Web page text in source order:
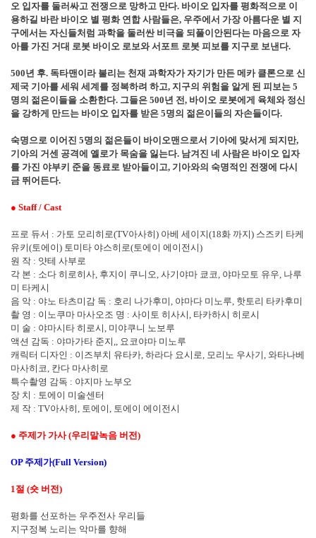
오 입자를 둘러싸고 전쟁으로 망하고 만다. 바이오 입자를 평화적으로 이
용하길 바란 바이오 별 평화 연합 사람들은, 우주에서 가장 아름다운 별 지
구에서는 자신들처럼 과학을 둘러싼 비극을 되풀이안된다는 마음으로 자
아를 가진 거대 로봇 바이오 로보와 서포트 로봇 피보를 지구로 보낸다.
500년 후. 독타맨이라 불리는 천재 과학자가 자기가 만든 메카 클론으로 신
제국 기아를 세워 세계를 정복하려 하고, 지구의 위험을 알게 된 피보는 5
명의 젊은이들을 소환한다. 그들은 500년 전, 바이오 로봇에게 육체와 정신
을 강하게 만드는 바이오 입자를 받은 5명의 젊은이들의 자손들이다.
숙명으로 이어진 5명의 젊은들이 바이오맨으로서 기아에 맞서게 되지만,
기아의 거센 공격에 옐로가 목숨을 잃는다. 남겨진 네 사람은 바이오 입자
를 가진 야부키 준을 동료로 받아들이고, 기아와의 숙명적인 전쟁에 다시
금 뛰어든다.
● Staff / Cast
프로 듀서 : 가토 모리히로(TV아사히) 아베 세이지(18화 까지) 스즈키 타케
유키(토에이) 토미타 야스히로(토에이 에이전시)
원 작 : 얏테 사부로
각 본 : 소다 히로히사, 후지이 쿠니오, 사기야마 쿄코, 야마모토 유우, 나루
미 타케시
음 악 : 야노 타츠미감 독 : 호리 나가후미, 야마다 미노루, 핫토리 타카후미
촬 영 : 이노쿠마 마사오조 명 : 사이토 히사시, 타카하시 히로시
미 술 : 야마시타 히로시, 미야쿠니 노보루
액션 감독 : 야마가타 준지,, 요코야마 미노루
캐릭터 디자인 : 이즈부치 유타카, 하라다 요시로, 모리노 우사기, 와타나베
마사히코, 칸다 마사히로
특수촬영 감독 : 야지마 노부오
장 치 : 토에이 미술센터
제 작 : TV아사히, 토에이, 토에이 에이전시
● 주제가 가사(우리말녹음 버전)
OP 주제가(Full Version)
1절 (숏 버전)
평화를 선포하는 우주전사 우리들
지구정복 노리는 악마를 향해